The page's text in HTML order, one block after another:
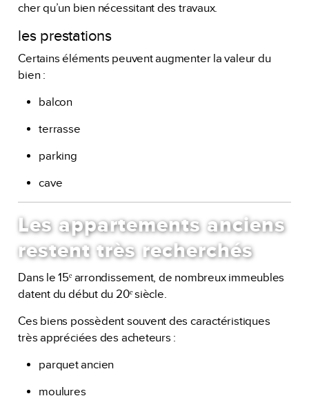
cher qu’un bien nécessitant des travaux.
les prestations
Certains éléments peuvent augmenter la valeur du
bien :
balcon
terrasse
parking
cave
Les appartements anciens
restent très recherchés
Dans le 15ᵉ arrondissement, de nombreux immeubles
datent du début du 20ᵉ siècle.
Ces biens possèdent souvent des caractéristiques
très appréciées des acheteurs :
parquet ancien
moulures